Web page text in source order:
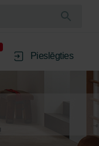
Pieslēgties